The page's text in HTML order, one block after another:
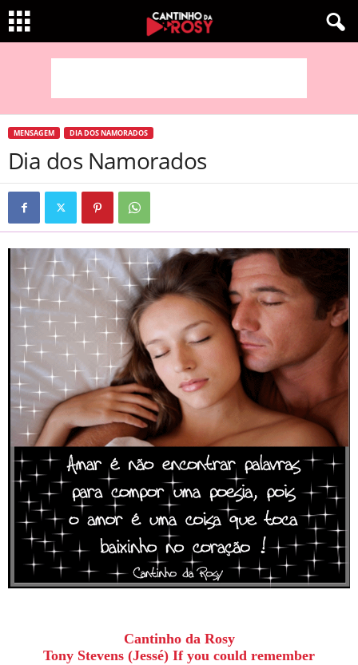
MENSAGEM DIA DOS NAMORADOS
Dia dos Namorados
Cantinho da Rosy
Tony Stevens (Jessé) If you could remember